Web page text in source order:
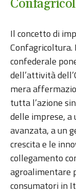
Il concetto di
confederale
dell’attività
mera
tutta l’azione
delle imprese,
avanzata, a un
crescita e le
collegamento
agroalimentare
consumatori in